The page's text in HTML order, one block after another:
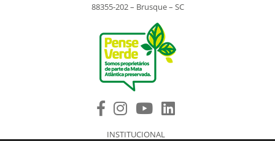
88355-202 – Brusque – SC
INSTITUCIONAL